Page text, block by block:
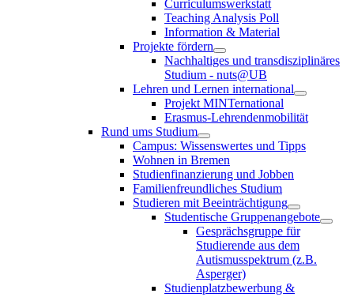
Curriculumswerkstatt
Teaching Analysis Poll
Information & Material
Projekte fördern
Nachhaltiges und transdisziplinäres
Studium - nuts@UB
Lehren und Lernen international
Projekt MINTernational
Erasmus-Lehrendenmobilität
Rund ums Studium
Campus: Wissenswertes und Tipps
Wohnen in Bremen
Studienfinanzierung und Jobben
Familienfreundliches Studium
Studieren mit Beeinträchtigung
Studentische Gruppenangebote
Gesprächsgruppe für
Studierende aus dem
Autismusspektrum (z.B.
Asperger)
Studienplatzbewerbung &